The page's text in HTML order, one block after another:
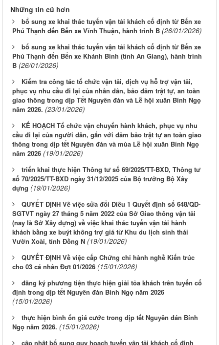
Những tin cũ hơn
bổ sung xe khai thác tuyến vận tải khách cố định từ Bến xe
Phú Thạnh đến Bến xe Vĩnh Thuận, hành trình B (26/01/2026)
bổ sung xe khai thác tuyến vận tải khách cố định từ Bến xe
Phú Thạnh đến Bến xe Khánh Bình (tỉnh An Giang), hành trình
B (26/01/2026)
Kiểm tra công tác tổ chức vận tải, dịch vụ hỗ trợ vận tải,
phục vụ nhu cầu đi lại của nhân dân, bảo đảm trật tự, an toàn
giao thông trong dịp Tết Nguyên đán và Lễ hội xuân Bính Ngọ
năm 2026. (23/01/2026)
KẾ HOẠCH Tổ chức vận chuyển hành khách, phục vụ nhu
cầu đi lại của người dân, gắn với đảm bảo trật tự an toàn giao
thông trong dịp tết Nguyên đán và mùa Lễ hội xuân Bính Ngọ
năm 2026 (19/01/2026)
triển khai thực hiện Thông tư số 69/2025/TT-BXD, Thông tư
số 70/2025/TT-BXD ngày 31/12/2025 của Bộ trưởng Bộ Xây
dựng (19/01/2026)
QUYẾT ĐỊNH Về việc sửa đổi Điều 1 Quyết định số 648/QĐ-
SGTVT ngày 27 tháng 5 năm 2022 của Sở Giao thông vận tải
(nay là Sở Xây dựng) về việc khai thác tuyến vận tải hành
khách bằng xe buýt không trợ giá từ Khu du lịch sinh thái
Vườn Xoài, tỉnh Đồng N (19/01/2026)
QUYẾT ĐỊNH Về việc cấp Chứng chỉ hành nghề Kiến trúc
cho 03 cá nhân Đợt 01/2026 (15/01/2026)
đăng ký phương tiện thực hiện giải tỏa khách trên tuyến cố
định trong dịp tết Nguyên đán Bính Ngọ năm 2026
(15/01/2026)
thực hiện bình ổn giá cước trong dịp tết Nguyên đán Bính
Ngọ năm 2026. (15/01/2026)
cập nhật bổ sung quy hoạch tuyến vận tải khách cố định